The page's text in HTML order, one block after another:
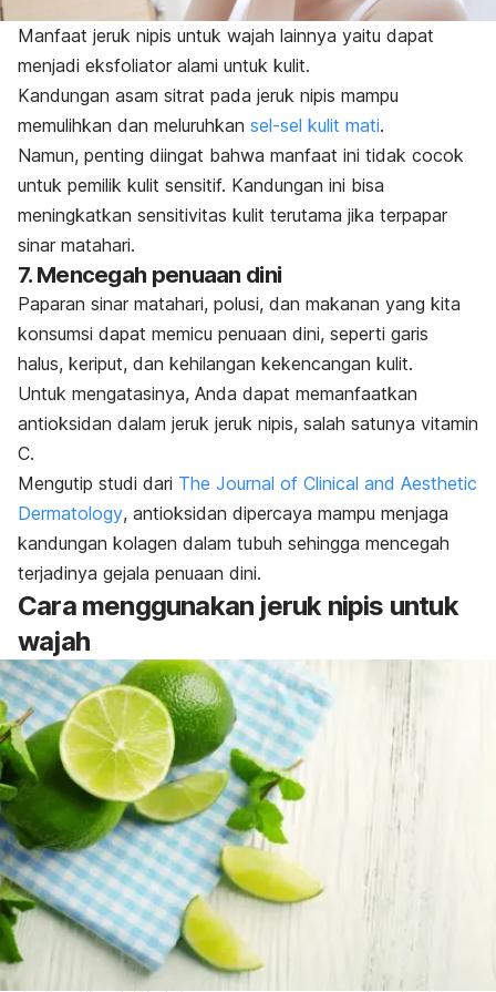
Manfaat jeruk nipis untuk wajah lainnya yaitu dapat
menjadi eksfoliator alami untuk kulit.
Kandungan asam sitrat pada jeruk nipis mampu
memulihkan dan meluruhkan sel-sel kulit mati.
Namun, penting diingat bahwa manfaat ini tidak cocok
untuk pemilik kulit sensitif. Kandungan ini bisa
meningkatkan sensitivitas kulit terutama jika terpapar
sinar matahari.
7. Mencegah penuaan dini
Paparan sinar matahari, polusi, dan makanan yang kita
konsumsi dapat memicu penuaan dini, seperti garis
halus, keriput, dan kehilangan kekencangan kulit.
Untuk mengatasinya, Anda dapat memanfaatkan
antioksidan dalam jeruk jeruk nipis, salah satunya vitamin
C.
Mengutip studi dari The Journal of Clinical and Aesthetic
Dermatology, antioksidan dipercaya mampu menjaga
kandungan kolagen dalam tubuh sehingga mencegah
terjadinya gejala penuaan dini.
Cara menggunakan jeruk nipis untuk
wajah